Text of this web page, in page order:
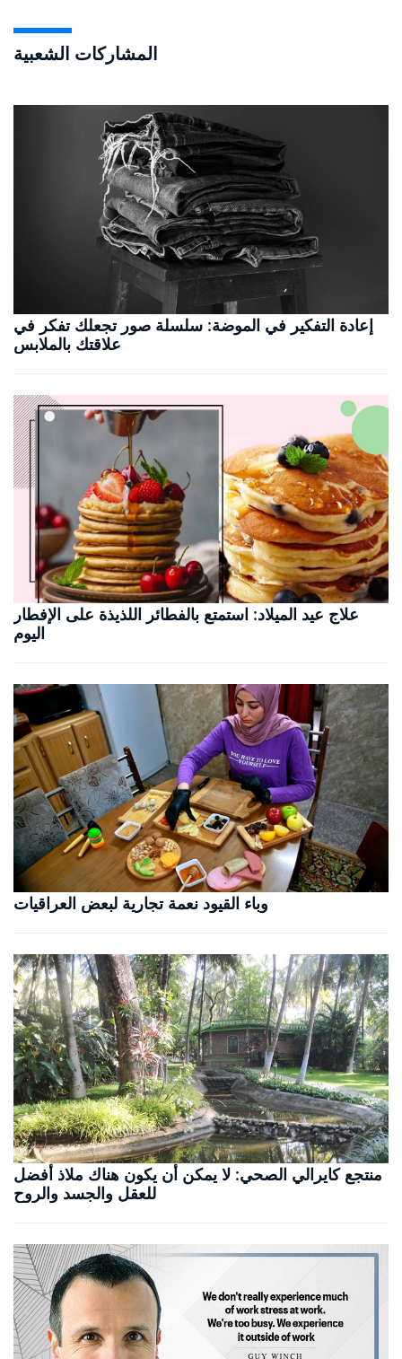
المشاركات الشعبية
إعادة التفكير في الموضة: سلسلة صور تجعلك تفكر في
علاقتك بالملابس
علاج عيد الميلاد: استمتع بالفطائر اللذيذة على الإفطار
اليوم
وباء القيود نعمة تجارية لبعض العراقيات
منتجع كايرالي الصحي: لا يمكن أن يكون هناك ملاذ أفضل
للعقل والجسد والروح